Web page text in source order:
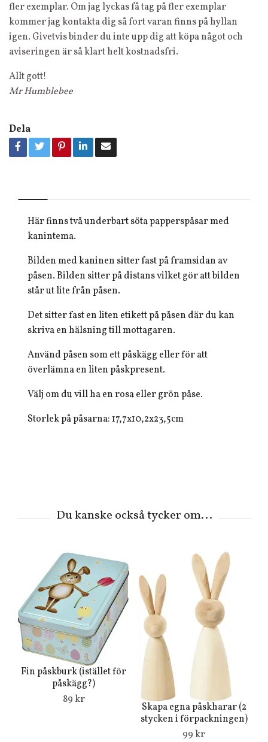
fler exemplar. Om jag lyckas få tag på fler exemplar
kommer jag kontakta dig så fort varan finns på hyllan
igen. Givetvis binder du inte upp dig att köpa något och
aviseringen är så klart helt kostnadsfri.
Allt gott!
Mr Humblebee
Dela
Här finns två underbart söta papperspåsar med
kanintema.
Bilden med kaninen sitter fast på framsidan av
påsen. Bilden sitter på distans vilket gör att bilden
står ut lite från påsen.
Det sitter fast en liten etikett på påsen där du kan
skriva en hälsning till mottagaren.
Använd påsen som ett påskägg eller för att
överlämna en liten påskpresent.
Välj om du vill ha en rosa eller grön påse.
Storlek på påsarna: 17,7x10,2x23,5cm
Fin påskburk (istället för
påskägg?)
89 kr
Skapa egna påskharar (2
stycken i förpackningen)
99 kr